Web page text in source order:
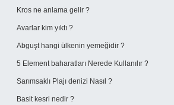
Kros ne anlama gelir ?
Avarlar kim yıktı ?
Abguşt hangi ülkenin yemeğidir ?
5 Element baharatları Nerede Kullanılır ?
Sarımsaklı Plajı denizi Nasıl ?
Basit kesri nedir ?